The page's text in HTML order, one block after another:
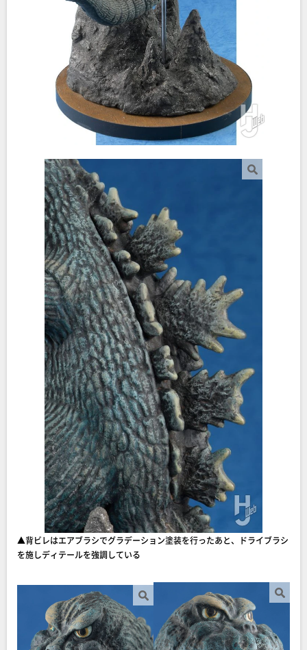
▲背ビレはエアブラシでグラデーション塗装を行ったあと、ドライブラシ
を施しディテールを強調している